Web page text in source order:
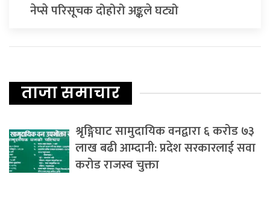
नेप्से परिसूचक दोहोरो अङ्कले घट्यो
ताजा समाचार
श्रृङ्गिघाट सामुदायिक वनद्वारा ६ करोड ७३
लाख बढी आम्दानी: प्रदेश सरकारलाई सवा
करोड राजस्व चुक्ता